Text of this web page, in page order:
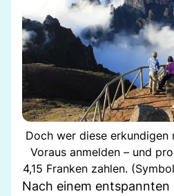
Doch wer diese erkundigen
Voraus anmelden – und
4,15 Franken zahlen.
Nach einem